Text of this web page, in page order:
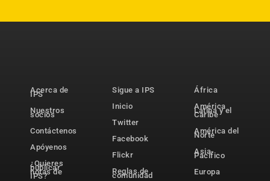
Acerca de
IPS
Nuestros
socios
Contáctenos
Apóyenos
¿Quieres
publicar
notas de
IPS?
Sigue a IPS
Inicio
Twitter
Facebook
Flickr
Reglas de
comunidad
África
América
Latina y el
Caribe
América del
Norte
Asia-
Pacífico
Europa